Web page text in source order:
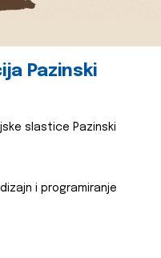
Pazinski
slastice Pazinski
i programiranje